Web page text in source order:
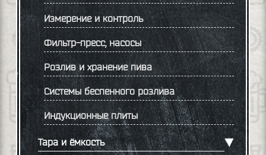
Измерение и контроль
Фильтр-пресс, насосы
Розлив и хранение пива
Системы беспенного розлива
Индукционные плиты
Тара и ёмкость